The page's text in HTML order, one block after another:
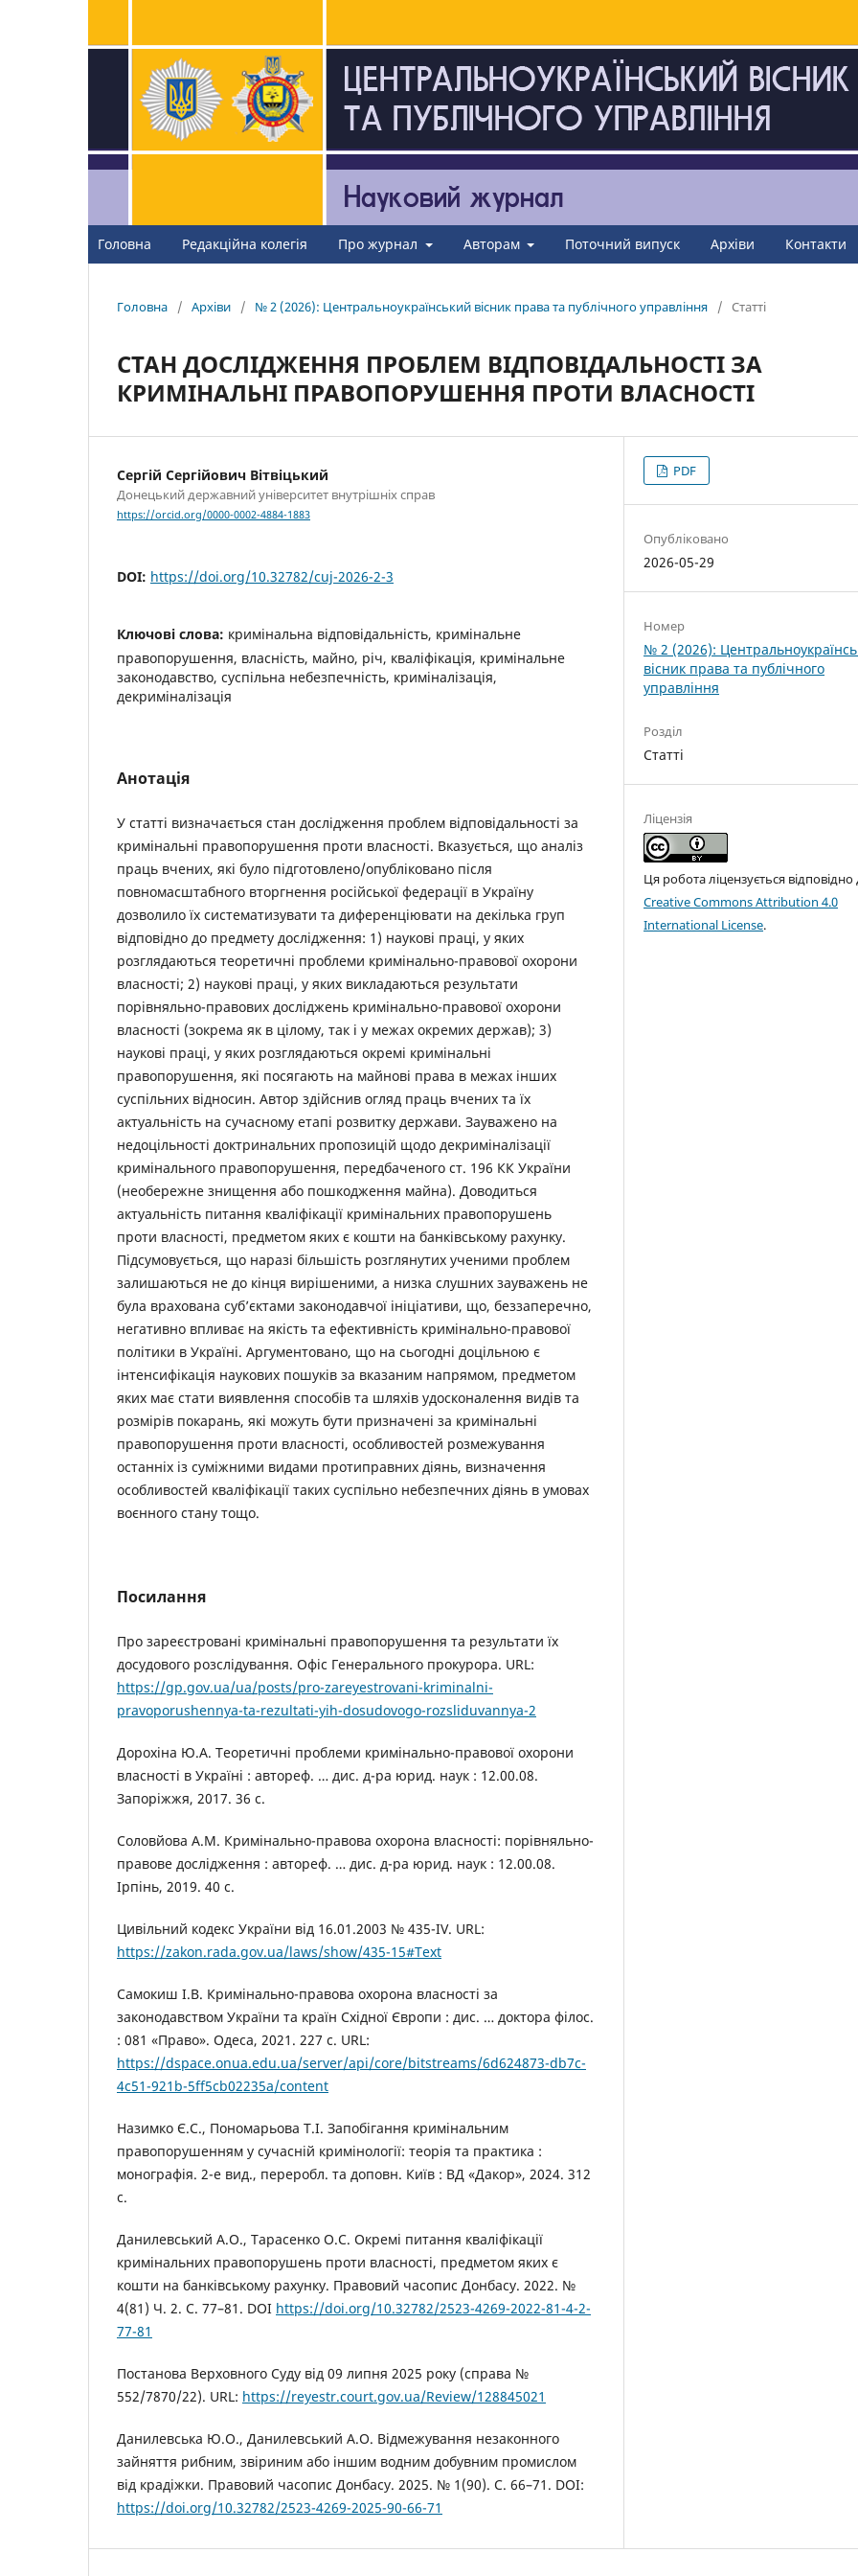
Головна Редакційна колегія Про журнал Авторам Поточний випуск Архіви Контакти
Головна / Архіви / № 2 (2026): Центральноукраїнський вісник права та публічного управління / Статті
СТАН ДОСЛІДЖЕННЯ ПРОБЛЕМ ВІДПОВІДАЛЬНОСТІ ЗА
КРИМІНАЛЬНІ ПРАВОПОРУШЕННЯ ПРОТИ ВЛАСНОСТІ
Сергій Сергійович Вітвіцький
Донецький державний університет внутрішніх справ
https://orcid.org/0000-0002-4884-1883
DOI: https://doi.org/10.32782/cuj-2026-2-3
Ключові слова: кримінальна відповідальність, кримінальне
правопорушення, власність, майно, річ, кваліфікація, кримінальне
законодавство, суспільна небезпечність, криміналізація,
декриміналізація
Анотація
У статті визначається стан дослідження проблем відповідальності за
кримінальні правопорушення проти власності. Вказується, що аналіз
праць вчених, які було підготовлено/опубліковано після
повномасштабного вторгнення російської федерації в Україну
дозволило їх систематизувати та диференціювати на декілька груп
відповідно до предмету дослідження: 1) наукові праці, у яких
розглядаються теоретичні проблеми кримінально-правової охорони
власності; 2) наукові праці, у яких викладаються результати
порівняльно-правових досліджень кримінально-правової охорони
власності (зокрема як в цілому, так і у межах окремих держав); 3)
наукові праці, у яких розглядаються окремі кримінальні
правопорушення, які посягають на майнові права в межах інших
суспільних відносин. Автор здійснив огляд праць вчених та їх
актуальність на сучасному етапі розвитку держави. Зауважено на
недоцільності доктринальних пропозицій щодо декриміналізації
кримінального правопорушення, передбаченого ст. 196 КК України
(необережне знищення або пошкодження майна). Доводиться
актуальність питання кваліфікації кримінальних правопорушень
проти власності, предметом яких є кошти на банківському рахунку.
Підсумовується, що наразі більшість розглянутих ученими проблем
залишаються не до кінця вирішеними, а низка слушних зауважень не
була врахована суб’єктами законодавчої ініціативи, що, беззаперечно,
негативно впливає на якість та ефективність кримінально-правової
політики в Україні. Аргументовано, що на сьогодні доцільною є
інтенсифікація наукових пошуків за вказаним напрямом, предметом
яких має стати виявлення способів та шляхів удосконалення видів та
розмірів покарань, які можуть бути призначені за кримінальні
правопорушення проти власності, особливостей розмежування
останніх із суміжними видами протиправних діянь, визначення
особливостей кваліфікації таких суспільно небезпечних діянь в умовах
воєнного стану тощо.
Посилання
Про зареєстровані кримінальні правопорушення та результати їх
досудового розслідування. Офіс Генерального прокурора. URL:
https://gp.gov.ua/ua/posts/pro-zareyestrovani-kriminalni-
pravoporushennya-ta-rezultati-yih-dosudovogo-rozsliduvannya-2
Дорохіна Ю.А. Теоретичні проблеми кримінально-правової охорони
власності в Україні : автореф. … дис. д-ра юрид. наук : 12.00.08.
Запоріжжя, 2017. 36 с.
Соловйова А.М. Кримінально-правова охорона власності: порівняльно-
правове дослідження : автореф. … дис. д-ра юрид. наук : 12.00.08.
Ірпінь, 2019. 40 с.
Цивільний кодекс України від 16.01.2003 № 435-IV. URL:
https://zakon.rada.gov.ua/laws/show/435-15#Text
Самокиш І.В. Кримінально-правова охорона власності за
законодавством України та країн Східної Європи : дис. … доктора філос.
: 081 «Право». Одеса, 2021. 227 с. URL:
https://dspace.onua.edu.ua/server/api/core/bitstreams/6d624873-db7c-
4c51-921b-5ff5cb02235a/content
Назимко Є.С., Пономарьова Т.І. Запобігання кримінальним
правопорушенням у сучасній кримінології: теорія та практика :
монографія. 2-е вид., переробл. та доповн. Київ : ВД «Дакор», 2024. 312
с.
Данилевський А.О., Тарасенко О.С. Окремі питання кваліфікації
кримінальних правопорушень проти власності, предметом яких є
кошти на банківському рахунку. Правовий часопис Донбасу. 2022. №
4(81) Ч. 2. С. 77–81. DOI https://doi.org/10.32782/2523-4269-2022-81-4-2-
77-81
Постанова Верховного Суду від 09 липня 2025 року (справа №
552/7870/22). URL: https://reyestr.court.gov.ua/Review/128845021
Данилевська Ю.О., Данилевський А.О. Відмежування незаконного
зайняття рибним, звіриним або іншим водним добувним промислом
від крадіжки. Правовий часопис Донбасу. 2025. № 1(90). С. 66–71. DOI:
https://doi.org/10.32782/2523-4269-2025-90-66-71
PDF
Опубліковано
2026-05-29
Номер
№ 2 (2026):
вісник права та публічного
управління
Розділ
Статті
Ліцензія
Ця робота ліцензується відповідно
Creative Commons Attribution 4.0
International License.